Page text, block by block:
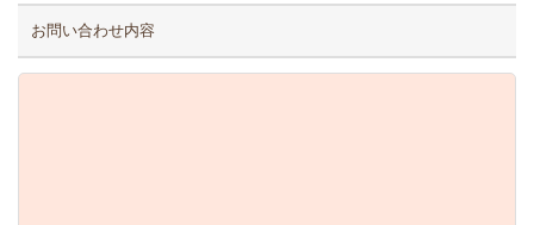
お問い合わせ内容